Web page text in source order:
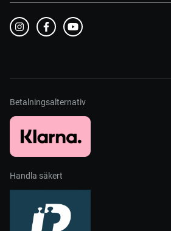
Betalningsalternativ
Handla säkert